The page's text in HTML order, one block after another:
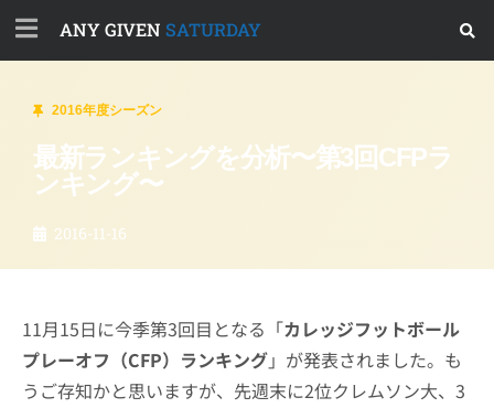
ANY GIVEN SATURDAY
2016年度シーズン
最新ランキングを分析〜第3回CFPラ
ンキング〜
2016-11-16
11月15日に今季第3回目となる「カレッジフットボール
プレーオフ（CFP）ランキング」が発表されました。も
うご存知かと思いますが、先週末に2位クレムソン大、3